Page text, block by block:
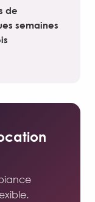
de
semaines